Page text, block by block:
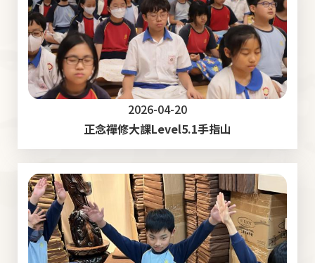
2026-04-20
正念禪修大課Level5.1手指山